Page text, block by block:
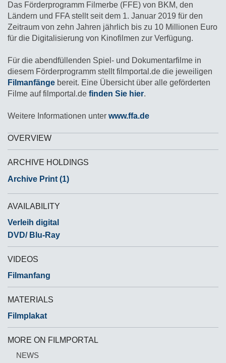
Das Förderprogramm Filmerbe (FFE) von BKM, den
Ländern und FFA stellt seit dem 1. Januar 2019 für den
Zeitraum von zehn Jahren jährlich bis zu 10 Millionen Euro
für die Digitalisierung von Kinofilmen zur Verfügung.
Für die abendfüllenden Spiel- und Dokumentarfilme in
diesem Förderprogramm stellt filmportal.de die jeweiligen
Filmanfänge bereit. Eine Übersicht über alle geförderten
Filme auf filmportal.de finden Sie hier.
Weitere Informationen unter www.ffa.de
OVERVIEW
ARCHIVE HOLDINGS
Archive Print (1)
AVAILABILITY
Verleih digital
DVD/ Blu-Ray
VIDEOS
Filmanfang
MATERIALS
Filmplakat
MORE ON FILMPORTAL
NEWS